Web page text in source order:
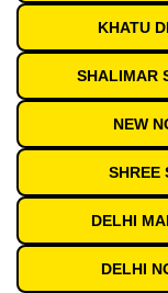
KHATU
SHALIMAR
NEW
SHREE
DELHI
DELHI